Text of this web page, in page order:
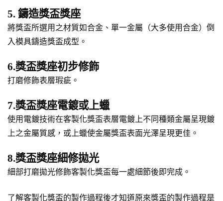
5. 鑄造獎盃獎座
將獎盃所選用之材質如合金、單一金屬（大多使用合金）倒
入模具鑄造獎盃成型。
6.獎盃獎座初步修飾
打磨修飾表層瑕疵。
7.獎盃獎座電鍍或上蠟
使用電鍍技術在客製化獎盃表層電鍍上不同種類金屬呈現鍍
上之金屬質感，或上蠟使金屬獎盃表面光澤呈現更佳。
8.獎盃獎座細修拋光
細部打磨拋光修飾客製化獎盃每一處細節後即完成。
了解客製化獎盃的製作過程後才知道原來獎盃的製作過程是